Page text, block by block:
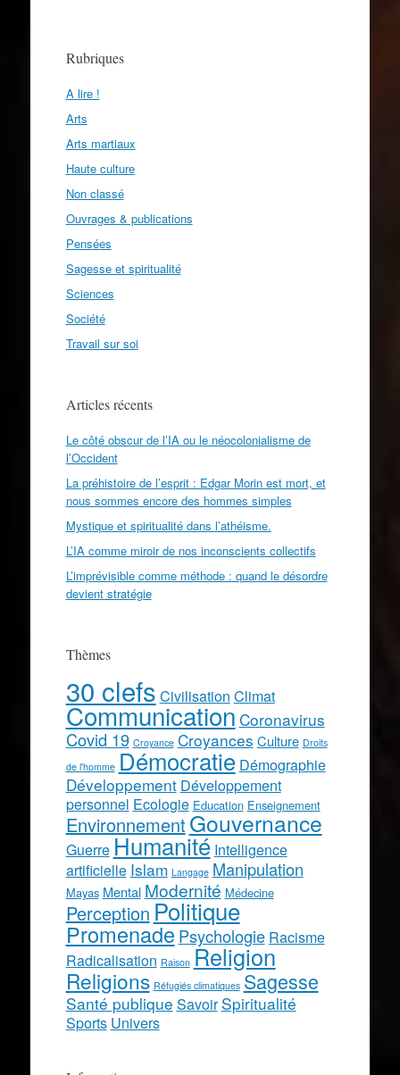
Rubriques
A lire !
Arts
Arts martiaux
Haute culture
Non classé
Ouvrages & publications
Pensées
Sagesse et spiritualité
Sciences
Société
Travail sur soi
Articles récents
Le côté obscur de l’IA ou le néocolonialisme de
l’Occident
La préhistoire de l’esprit : Edgar Morin est mort, et
nous sommes encore des hommes simples
Mystique et spiritualité dans l’athéisme.
L’IA comme miroir de nos inconscients collectifs
L’imprévisible comme méthode : quand le désordre
devient stratégie
Thèmes
30 clefs Civilisation Climat
CommunicationCoronavirus
Covid 19 Croyance Croyances Culture Droits
de l'homme Démocratie Démographie
Développement Développement
personnel Ecologie Education Enseignement
Environnement Gouvernance
GuerreHumanité Intelligence
artificielle Islam Langage Manipulation
Mayas Mental Modernité Médecine
PerceptionPolitique
Promenade Psychologie Racisme
Radicalisation Raison Religion
Religions Réfugiés climatiques Sagesse
Santé publique Savoir Spiritualité
Sports Univers